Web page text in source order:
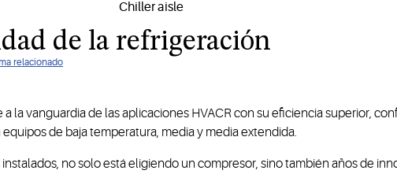
relacionado
de la refrigeración
vanguardia de las aplicaciones HVACR con su eficiencia superior,
de baja temperatura, media y media extendida.
no solo está eligiendo un compresor, sino también años de